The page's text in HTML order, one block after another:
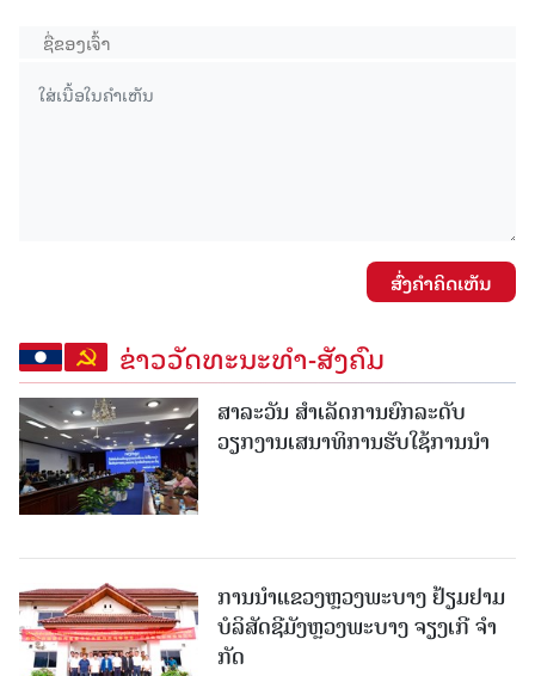
ສົ່ງຄໍາຄິດເຫັນ
ຂ່າວວັດທະນະທຳ-ສັງຄົມ
ສາລະວັນ ສໍາເລັດການຍົກລະດັບ
ວຽກງານເສນາທິການຮັບໃຊ້ການນໍາ
ການນຳແຂວງຫຼວງພະບາງ ຢ້ຽມ​ຢາມ
ບໍ​ລິ​ສັດຊີມັງຫຼວງພະບາງ ຈຽງເກີ ຈໍາ
ກັດ